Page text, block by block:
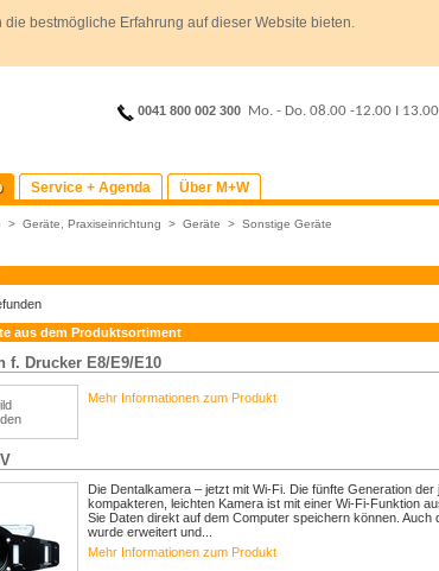
bestmögliche Erfahrung auf dieser Website bieten.
0041 800 002 300 Mo. - Do. 08.00 -12.00 I
Service + Agenda Über M+W
> Geräte, Praxiseinrichtung > Geräte > Sonstige Geräte
aus dem Produktsortiment
f. Drucker E8/E9/E10
Mehr Informationen zum Produkt
Die Dentalkamera – jetzt mit Wi-Fi. Die fünfte Generation der
kompakteren, leichten Kamera ist mit einer Wi-Fi-Funktion
Sie Daten direkt auf dem Computer speichern können. Auch
wurde erweitert und...
Mehr Informationen zum Produkt